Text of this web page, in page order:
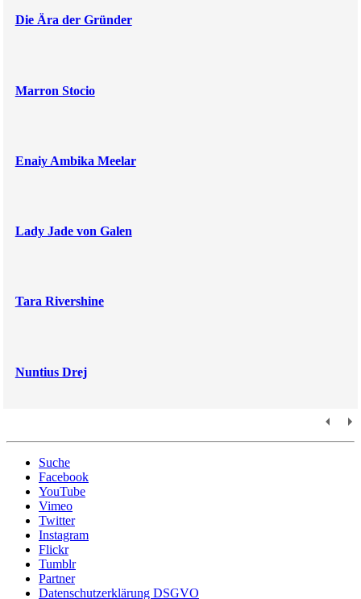
Die Ära der Gründer
Marron Stocio
Enaiy Ambika Meelar
Lady Jade von Galen
Tara Rivershine
Nuntius Drej
Suche
Facebook
YouTube
Vimeo
Twitter
Instagram
Flickr
Tumblr
Partner
Datenschutzerklärung DSGVO